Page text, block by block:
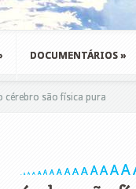
DOCUMENTÁRIOS »
cérebro são física pura
A A A A A A A A A A AAAAA